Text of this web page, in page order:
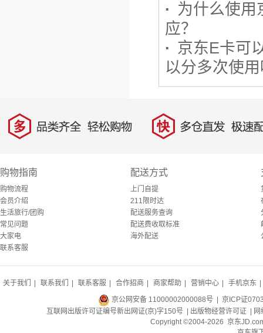
· 为什么使用
应？
· 京东E卡可
以分多次使
多 品类齐全，轻松购物 快 多仓直发，极速配
购物指南
购物流程
会员介绍
生活旅行/团购
常见问题
大家电
联系客服
配送方式
上门自提
211限时达
配送服务查询
配送费收取标准
海外配送
关于我们 联系我们 联系客服 合作招商 商家帮助 营销中心 手机京东
京公网安备 11000002000088号 | 京ICP证
互联网出版许可证编号新出网证(京)字150号 | 出版物经营许可证
Copyright ©2004-2026 京东